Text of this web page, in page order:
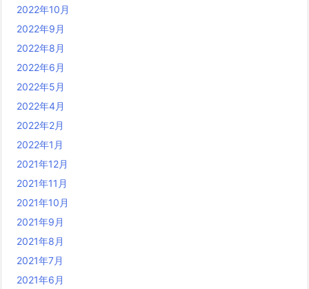
2022年10月
2022年9月
2022年8月
2022年6月
2022年5月
2022年4月
2022年2月
2022年1月
2021年12月
2021年11月
2021年10月
2021年9月
2021年8月
2021年7月
2021年6月